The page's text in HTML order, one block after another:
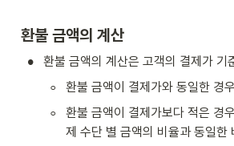
환불 금액의 계산
• 환불 금액의 계산은 고객의 결제가 기
◦ 환불 금액이 결제가와 동일한 경
◦
환불 금액이 결제가보다 적은 경
제 수단 별 금액의 비율과 동일한